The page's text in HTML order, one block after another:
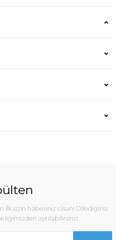
ilk sizin haberiniz olsun! Dilediğiniz
ayrılabilirsiniz.